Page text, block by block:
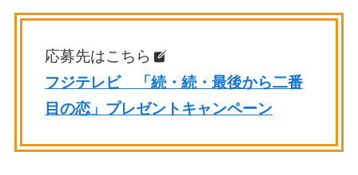
応募先はこちら
フジテレビ 「続・続・最後から二番
目の恋」プレゼントキャンペーン